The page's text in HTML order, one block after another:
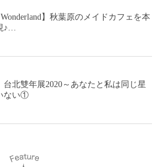
】秋葉原のメイドカフェを本
♪…
台北雙年展2020～あなたと私は同じ星
ない①